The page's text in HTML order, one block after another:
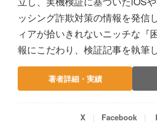
ッシング詐欺対策の情報を発信
ィアが拾いきれないニッチな『
報にこだわり、検証記事を執筆
著者詳細・実績
X Facebook